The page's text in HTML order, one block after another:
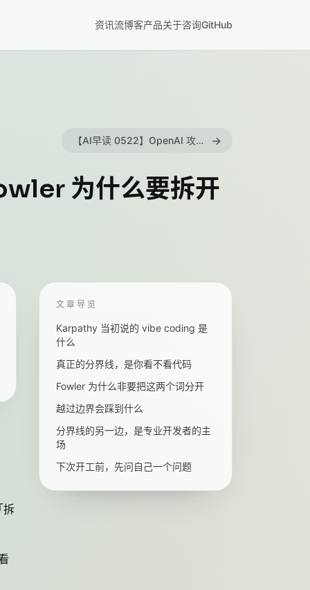
资讯流博客产品关于咨询GitHub
【AI早读 0522】OpenAI 攻克 Erdős 猜想，AWS、SageMaker、Microsoft 智能体齐发 →
为什么要拆开
拆
文章导览
Karpathy 当初说的 vibe coding 是
什么
真正的分界线，是你看不看代码
Fowler 为什么非要把这两个词分开
越过边界会踩到什么
分界线的另一边，是专业开发者的主
场
下次开工前，先问自己一个问题